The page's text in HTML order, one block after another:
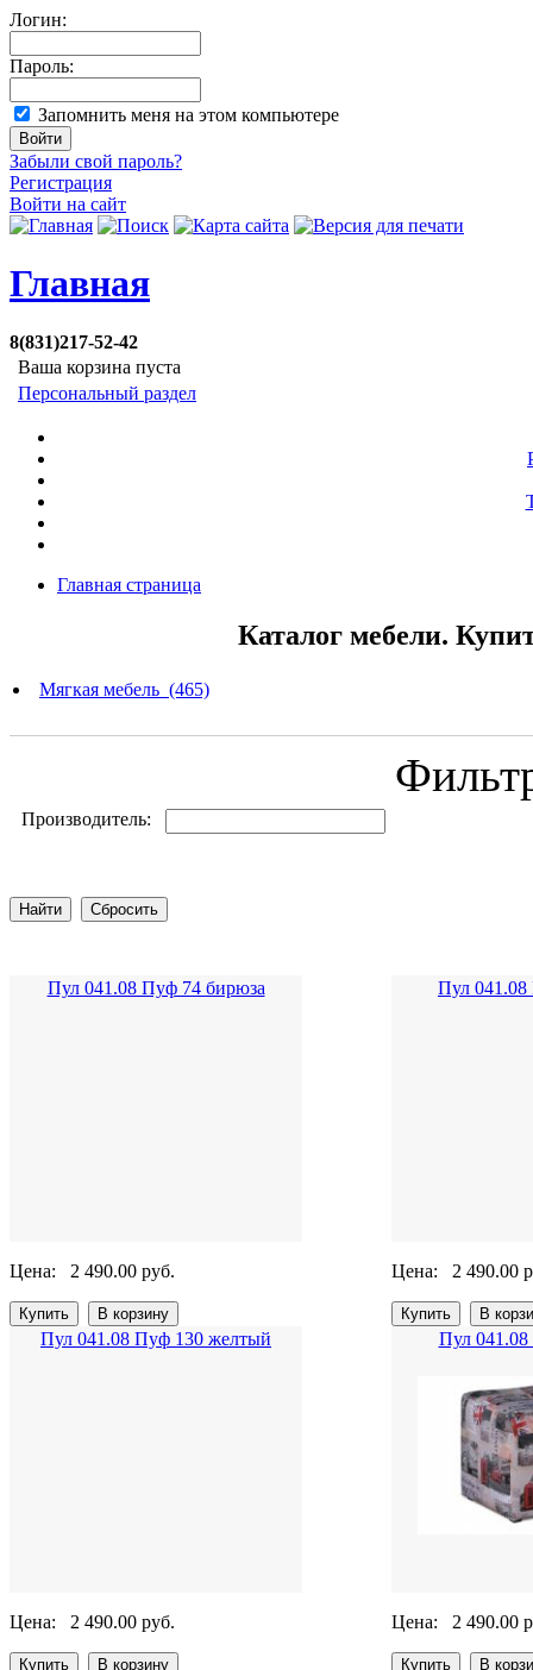
Логин:
Пароль:
Запомнить меня на этом компьютере
Забыли свой пароль?
Регистрация
Войти на сайт
Главная
8(831)217-52-42
Ваша корзина пуста
Персональный раздел
Главная страница
Каталог мебели.
Мягкая мебель (465)
Производитель:
Пул 041.08 Пуф 74 бирюза
Цена: 2 490.00 руб.
Пул
Цена: 2 490.00
Пул 041.08 Пуф 130 желтый
Цена: 2 490.00 руб.
Пул
Цена: 2 490.00